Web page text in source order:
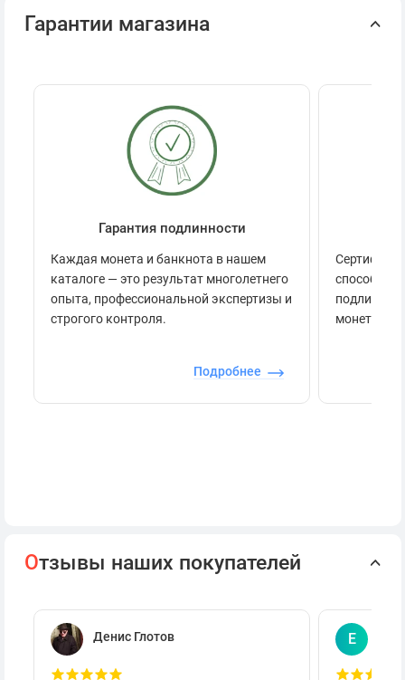
Гарантии магазина
Гарантия подлинности
Каждая монета и банкнота в нашем
каталоге — это результат многолетнего
опыта, профессиональной экспертизы и
строгого контроля.
Подробнее
способов
монеты.
Отзывы наших покупателей
Денис Глотов Е